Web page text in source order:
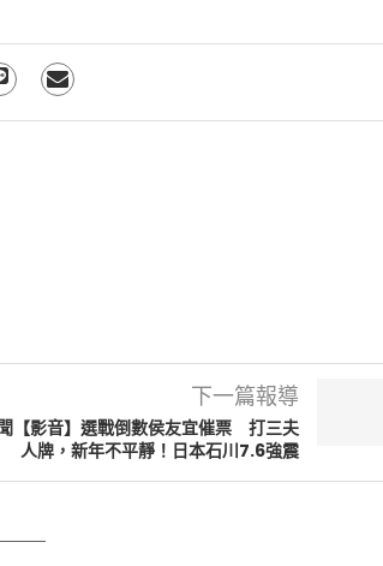
下一篇報導
【影音】選戰倒數侯友宜催票 打三夫
人牌，新年不平靜！日本石川7.6強震